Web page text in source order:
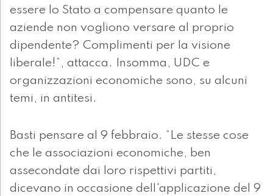
essere lo Stato a compensare quanto le
aziende non vogliono versare al proprio
dipendente? Complimenti per la visione
liberale!”, attacca. Insomma, UDC e
organizzazioni economiche sono, su alcuni
temi, in antitesi.
Basti pensare al 9 febbraio. “Le stesse cose
che le associazioni economiche, ben
assecondate dai loro rispettivi partiti,
dicevano in occasione dell'applicazione del 9